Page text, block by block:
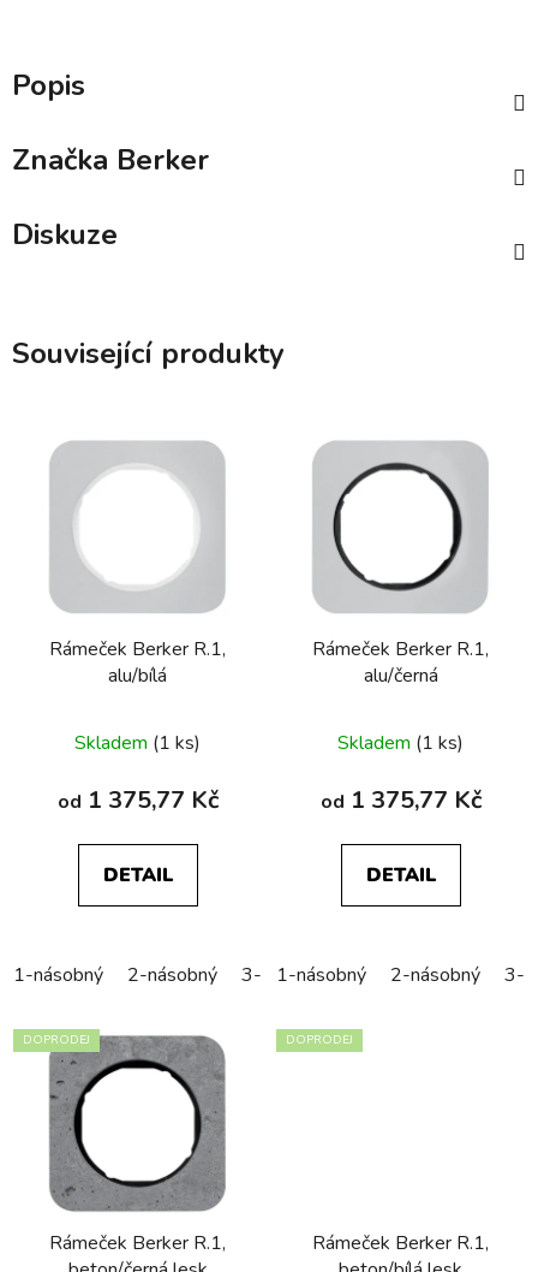
Popis
Značka Berker
Diskuze
Související produkty
Rámeček Berker R.1,
alu/bílá
Skladem (1 ks)
od 1 375,77 Kč
DETAIL
1-násobný 2-násobný 3-násobný 4-násobný 5-
Rámeček Berker R.1,
alu/černá
Skladem (1 ks)
od 1 375,77 Kč
DETAIL
1-násobný 2-násobný 3-
DOPRODEJ
Rámeček Berker R.1,
DOPRODEJ
Rámeček Berker R.1,